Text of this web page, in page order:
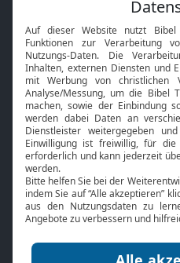
Neuigkeiten
Bibel TV
Über uns
Jobs
Mediadaten